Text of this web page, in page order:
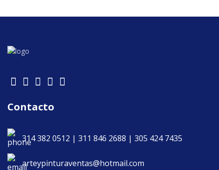
Contacto
314 382 0512 | 311 846 2688 | 305 424 7435
arteypinturaventas@hotmail.com